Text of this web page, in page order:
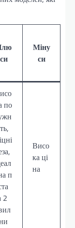
си
Міну
си
по
п
2
Висо
ка ці
на